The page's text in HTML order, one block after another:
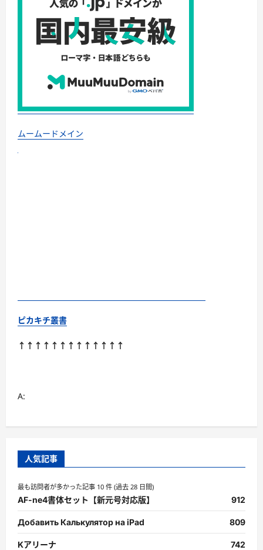
ムームードメイン
ピカキチ叢書
↑↑↑↑↑↑↑↑↑↑↑↑↑
A:
人気記事
最も訪問者が多かった記事 10 件 (過去 28 日間)
AF-ne4書体セット【新元号対応版】 912
Добавить Калькулятор на iPad 809
Kアリーナ 742